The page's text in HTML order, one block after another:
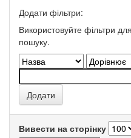
Додати фільтри:
Використовуйте фільтри
пошуку.
Вивести на сторінку